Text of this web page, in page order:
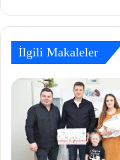
İlgili Makaleler